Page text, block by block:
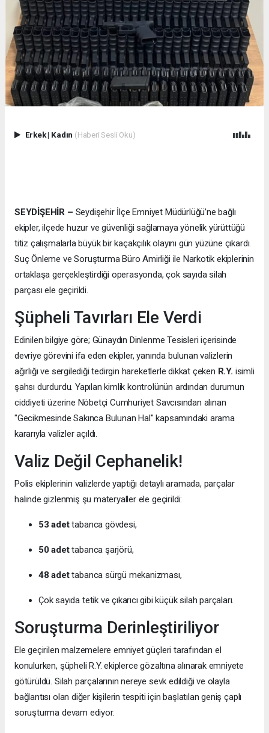
Erkek| Kadın (Haberi Sesli Oku)
SEYDİŞEHİR – Seydişehir İlçe Emniyet Müdürlüğü’ne bağlı
ekipler, ilçede huzur ve güvenliği sağlamaya yönelik yürüttüğü
titiz çalışmalarla büyük bir kaçakçılık olayını gün yüzüne çıkardı.
Suç Önleme ve Soruşturma Büro Amirliği ile Narkotik ekiplerinin
ortaklaşa gerçekleştirdiği operasyonda, çok sayıda silah
parçası ele geçirildi.
Şüpheli Tavırları Ele Verdi
Edinilen bilgiye göre; Günaydın Dinlenme Tesisleri içerisinde
devriye görevini ifa eden ekipler, yanında bulunan valizlerin
ağırlığı ve sergilediği tedirgin hareketlerle dikkat çeken R.Y. isimli
şahsı durdurdu. Yapılan kimlik kontrolünün ardından durumun
ciddiyeti üzerine Nöbetçi Cumhuriyet Savcısından alınan
"Gecikmesinde Sakınca Bulunan Hal" kapsamındaki arama
kararıyla valizler açıldı.
Valiz Değil Cephanelik!
Polis ekiplerinin valizlerde yaptığı detaylı aramada, parçalar
halinde gizlenmiş şu materyaller ele geçirildi:
53 adettabanca gövdesi,
50 adettabanca şarjörü,
48 adettabanca sürgü mekanizması,
Çok sayıda tetik ve çıkarıcı gibi küçük silah parçaları.
Soruşturma Derinleştiriliyor
Ele geçirilen malzemelere emniyet güçleri tarafından el
konulurken, şüpheli R.Y. ekiplerce gözaltına alınarak emniyete
götürüldü. Silah parçalarının nereye sevk edildiği ve olayla
bağlantısı olan diğer kişilerin tespiti için başlatılan geniş çaplı
soruşturma devam ediyor.